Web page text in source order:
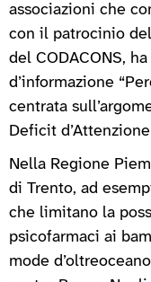
associazioni che
con il patrocinio
del CODACONS,
d’informazione
centrata
Deficit
Nella Regione
di Trento, ad
che limitano la
psicofarmaci ai
mode